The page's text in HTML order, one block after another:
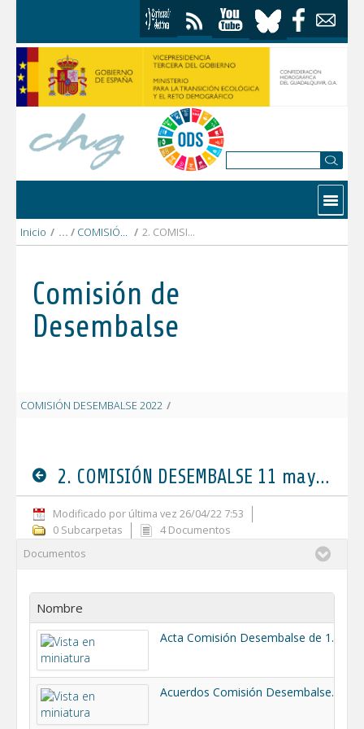
Contactar
Inicio / COMISIÓN DESEMBALSE 2022 / 2. COMISIÓN DESEMBALSE 11 mayo 2022
Comisión de
Desembalse
COMISIÓN DESEMBALSE 2022 /
2. COMISIÓN DESEMBALSE 11 mayo 2022
Modificado por última vez 26/04/22 7:53
0 Subcarpetas
4 Documentos
Documentos
Nombre
Acta Comisión Desembalse de 11-05-2022.pdf
Acuerdos Comisión Desembalse 11-05-2022.pdf